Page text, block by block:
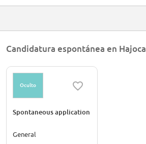
Candidatura espontánea en Hajoca
Oculto
Spontaneous application
General